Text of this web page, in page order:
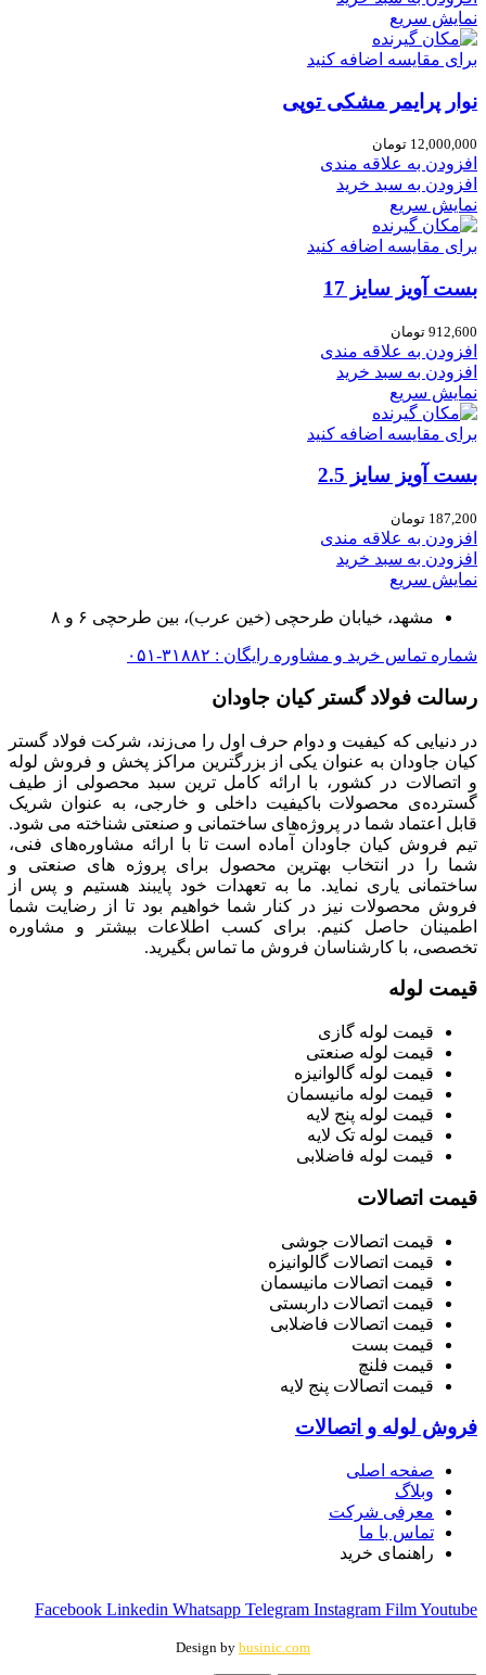
نمایش سریع
برای مقایسه اضافه کنید
نوار پرایمر مشکی توپی
12,000,000 تومان
افزودن به علاقه مندی
افزودن به سبد خرید
نمایش سریع
برای مقایسه اضافه کنید
بست آویز سایز 17
912,600 تومان
افزودن به علاقه مندی
افزودن به سبد خرید
نمایش سریع
برای مقایسه اضافه کنید
بست آویز سایز 2.5
187,200 تومان
افزودن به علاقه مندی
افزودن به سبد خرید
نمایش سریع
مشهد، خیابان طرحچی (خین عرب)، بین طرحچی ۶ و ۸
شماره تماس خرید و مشاوره رایگان : ۳۱۸۸۲-۰۵۱
رسالت فولاد گستر کیان جاودان
در دنیایی که کیفیت و دوام حرف اول را می‌زند، شرکت فولاد گستر
کیان جاودان به عنوان یکی از بزرگترین مراکز پخش و فروش لوله
و اتصالات در کشور، با ارائه کامل ترین سبد محصولی از طیف
گسترده‌‌ی محصولات باکیفیت داخلی و خارجی، به عنوان شریک
قابل اعتماد شما در پروژه‌های ساختمانی و صنعتی شناخته می شود.
تیم فروش کیان جاودان آماده است تا با ارائه مشاوره‌های فنی،
شما را در انتخاب بهترین محصول برای پروژه های صنعتی و
ساختمانی یاری نماید. ما به تعهدات خود پایبند هستیم و پس از
فروش محصولات نیز در کنار شما خواهیم بود تا از رضایت شما
اطمینان حاصل کنیم. برای کسب اطلاعات بیشتر و مشاوره
تخصصی، با کارشناسان فروش ما تماس بگیرید.
قیمت لوله
قیمت لوله گازی
قیمت لوله صنعتی
قیمت لوله گالوانیزه
قیمت لوله مانیسمان
قیمت لوله پنج لایه
قیمت لوله تک لایه
قیمت لوله فاضلابی
قیمت اتصالات
قیمت اتصالات جوشی
قیمت اتصالات گالوانیزه
قیمت اتصالات مانیسمان
قیمت اتصالات داربستی
قیمت اتصالات فاضلابی
قیمت بست
قیمت فلنچ
قیمت اتصالات پنج لایه
فروش لوله و اتصالات
صفحه اصلی
وبلاگ
معرفی شرکت
تماس با ما
راهنمای خرید
Facebook Linkedin Whatsapp Telegram Instagram FilmYoutube
Design by businic.com